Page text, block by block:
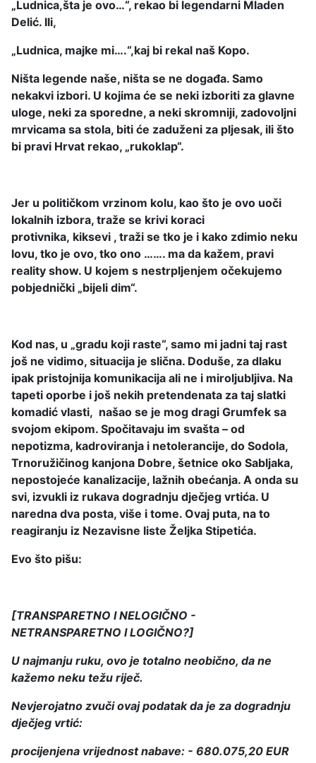
„Ludnica,šta je ovo…“, rekao bi legendarni Mladen
Delić. Ili,
„Ludnica, majke mi….“,kaj bi rekal naš Kopo.
Ništa legende naše, ništa se ne događa. Samo
nekakvi izbori. U kojima će se neki izboriti za glavne
uloge, neki za sporedne, a neki skromniji, zadovoljni
mrvicama sa stola, biti će zaduženi za pljesak, ili što
bi pravi Hrvat rekao, „rukoklap“.
Jer u političkom vrzinom kolu, kao što je ovo uoči
lokalnih izbora, traže se krivi koraci
protivnika, kiksevi , traži se tko je i kako zdimio neku
lovu, tko je ovo, tko ono ……. ma da kažem, pravi
reality show. U kojem s nestrpljenjem očekujemo
pobjednički „bijeli dim“.
Kod nas, u „gradu koji raste“, samo mi jadni taj rast
još ne vidimo, situacija je slična. Doduše, za dlaku
ipak pristojnija komunikacija ali ne i miroljubljiva. Na
tapeti oporbe i još nekih pretendenata za taj slatki
komadić vlasti, našao se je mog dragi Grumfek sa
svojom ekipom. Spočitavaju im svašta – od
nepotizma, kadroviranja i netolerancije, do Sodola,
Trnoružičinog kanjona Dobre, šetnice oko Sabljaka,
nepostojeće kanalizacije, lažnih obećanja. A onda su
svi, izvukli iz rukava dogradnju dječjeg vrtića. U
naredna dva posta, više i tome. Ovaj puta, na to
reagiranju iz Nezavisne liste Željka Stipetića.
Evo što pišu:
[TRANSPARETNO I NELOGIČNO -
NETRANSPARETNO I LOGIČNO?]
U najmanju ruku, ovo je totalno neobično, da ne
kažemo neku težu riječ.
Nevjerojatno zvuči ovaj podatak da je za dogradnju
dječjeg vrtić:
procijenjena vrijednost nabave: - 680.075,20 EUR